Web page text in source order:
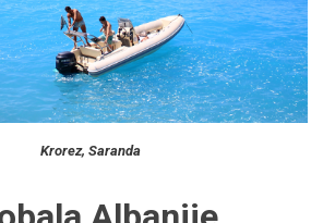
Krorez, Saranda